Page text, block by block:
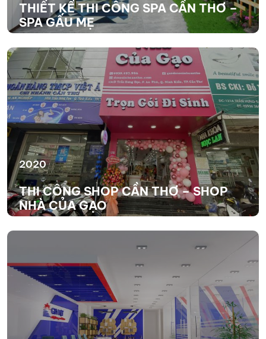
THIẾT KẾ THI CÔNG SPA CẦN THƠ –
SPA GẤU MẸ
XEM THÊM
2020
THI CÔNG SHOP CẦN THƠ – SHOP
NHÀ CỦA GẠO